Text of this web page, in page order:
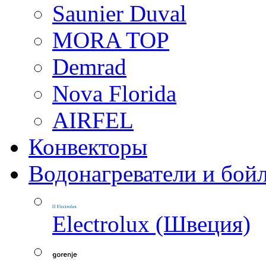
Saunier Duval
MORA TOP
Demrad
Nova Florida
AIRFEL
Конвекторы
Водонагреватели и
Electrolux (Швеция)